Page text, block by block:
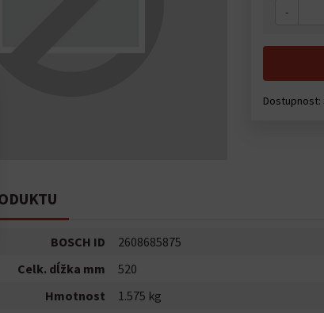
-
Dostupnost:
BOSCH ID
2608685875
Celk. dĺžka mm
520
Hmotnost
1.575 kg